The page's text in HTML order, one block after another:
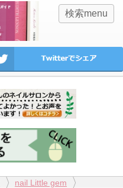
検索menu
nail Little gem